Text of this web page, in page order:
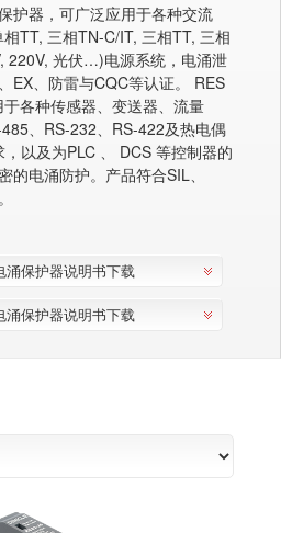
护器，可广泛应用于各种交流
TT, 三相TN-C/IT, 三相TT, 三相
220V, 光伏…)电源系统，电涌泄
EX、防雷与CQC等认证。 RES
各种传感器、变送器、流量
、RS-232、RS-422及热电偶
以及为PLC 、 DCS 等控制器的
的电涌防护。产品符合SIL、
涌保护器说明书下载
涌保护器说明书下载